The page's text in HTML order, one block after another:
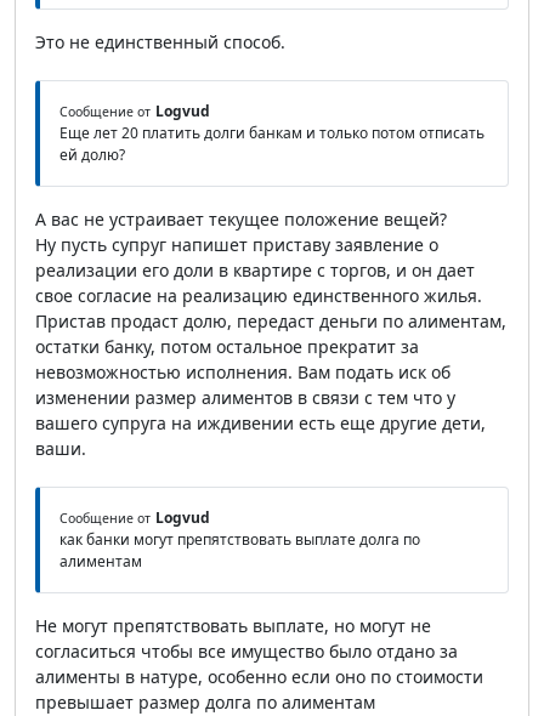
Это не единственный способ.
Сообщение от Logvud
Еще лет 20 платить долги банкам и только потом отписать
ей долю?
А вас не устраивает текущее положение вещей?
Ну пусть супруг напишет приставу заявление о
реализации его доли в квартире с торгов, и он дает
свое согласие на реализацию единственного жилья.
Пристав продаст долю, передаст деньги по алиментам,
остатки банку, потом остальное прекратит за
невозможностью исполнения. Вам подать иск об
изменении размер алиментов в связи с тем что у
вашего супруга на иждивении есть еще другие дети,
ваши.
Сообщение от Logvud
как банки могут препятствовать выплате долга по
алиментам
Не могут препятствовать выплате, но могут не
согласиться чтобы все имущество было отдано за
алименты в натуре, особенно если оно по стоимости
превышает размер долга по алиментам